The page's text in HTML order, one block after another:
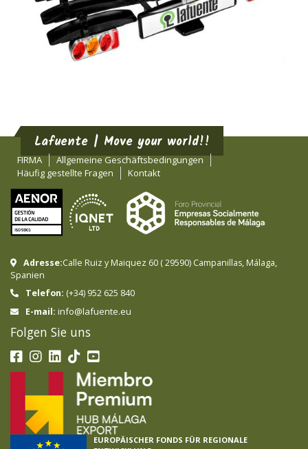
Lafuente | Move your world!!
FIRMA
Allgemeine Geschäftsbedingungen
Häufig gestellte Fragen
Kontakt
Adresse:Calle Ruiz y Maiquez 60 (29590) Campanillas, Málaga,
Spanien
Telefon: (+34) 952 625 840
E-mail: info@lafuente.eu
Folgen Sie uns
EUROPÄISCHER FONDS FÜR REGIONALE